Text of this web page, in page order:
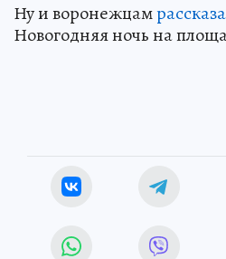
Ну и воронежцам
Новогодняя ночь на